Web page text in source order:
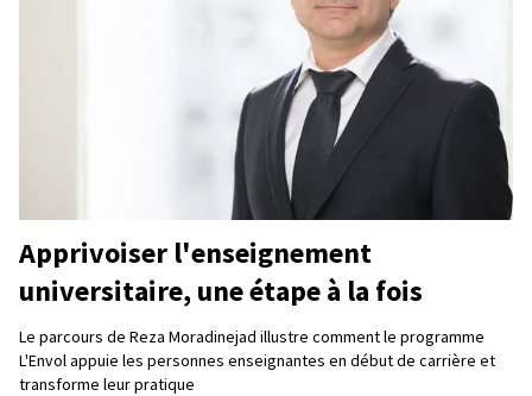
Apprivoiser l'enseignement
universitaire, une étape à la fois
Le parcours de Reza Moradinejad illustre comment le programme
L'Envol appuie les personnes enseignantes en début de carrière et
transforme leur pratique